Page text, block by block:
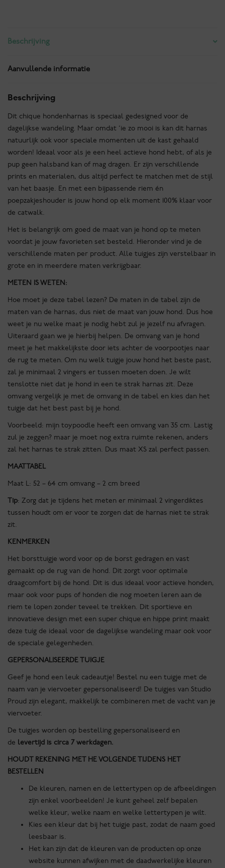
Beschrijving
Aanvullende informatie
Beschrijving
Dit chique hondenharnas is speciaal gedesigned voor de
dagelijkse wandeling. Maar omdat ‘ie zo mooi is kan dit harnas
natuurlijk ook voor speciale momenten uit de kast gehaald
worden! Ideaal voor als je een heel actieve hond hebt, of als je
pup geen halsband kan of mag dragen. Er zijn verschillende
prints en materialen, dus altijd perfect te matchen met de stijl
van het baasje. En met een bijpassende riem én
poepzakjeshouder is jouw hond op elk moment 100% klaar voor
de catwalk.
Het is belangrijk om goed de maat van je hond op te meten
voordat je jouw favorieten set besteld. Hieronder vind je de
verschillende maten per product. Alle tuigjes zijn verstelbaar in
grote en in meerdere maten verkrijgbaar.
METEN IS WETEN:
Hoe moet je deze tabel lezen? De maten in de tabel zijn de
maten van de harnas, dus niet de maat van jouw hond. Dus hoe
weet je nu welke maat je nodig hebt zul je jezelf nu afvragen.
Uiteraard gaan we je hierbij helpen. De omvang van je hond
meet je het makkelijkste door iets achter de voorpootjes naar
de rug te meten. Om nu welk tuigje jouw hond het beste past,
zal je minimaal 2 vingers er tussen moeten doen. Je wilt
tenslotte niet dat je hond in een te strak harnas zit. Deze
omvang vergelijk je met de omvang in de tabel en kies dan het
tuigje dat het best past bij je hond.
Voorbeeld: mijn toypoodle heeft een omvang van 35 cm. Lastig
zul je zeggen? maar je moet nog extra ruimte rekenen, anders
zal het harnas te strak zitten. Dus maat XS zal perfect passen.
MAATTABEL
Maat L: 52 – 64 cm omvang – 2 cm breed
Tip: Zorg dat je tijdens het meten er minimaal 2 vingerdiktes
tussen houdt om er voor te zorgen dat de harnas niet te strak
zit.
KENMERKEN
Het borsttuigje word voor op de borst gedragen en vast
gemaakt op de rug van de hond. Dit zorgt voor optimale
draagcomfort bij de hond. Dit is dus ideaal voor actieve honden,
maar ook voor pups of honden die nog moeten leren aan de
riem te lopen zonder teveel te trekken. Dit sportieve en
innovatieve design met een super chique en hippe print maakt
deze tuig de ideaal voor de dagelijkse wandeling maar ook voor
de speciale gelegenheden.
GEPERSONALISEERDE TUIGJE
Geef je hond een leuk cadeautje! Bestel nu een tuigje met de
naam van je viervoeter gepersonaliseerd! De tuigjes van Studio
Proud zijn elegant, makkelijk te combineren met de vacht van je
viervoeter.
De tuigjes worden op bestelling gepersonaliseerd en
de levertijd is circa 7 werkdagen.
HOUDT REKENING MET HE VOLGENDE TIJDENS HET
BESTELLEN
De kleuren, namen en de lettertypen op de afbeeldingen
zijn enkel voorbeelden! Je kunt geheel zelf bepalen
welke kleur, welke naam en welke lettertypen je wilt.
Kies een kleur dat bij het tuigje past, zodat de naam goed
leesbaar is.
Het kan zijn dat de kleuren van de producten op onze
website kunnen afwijken met de daadwerkelijke kleuren